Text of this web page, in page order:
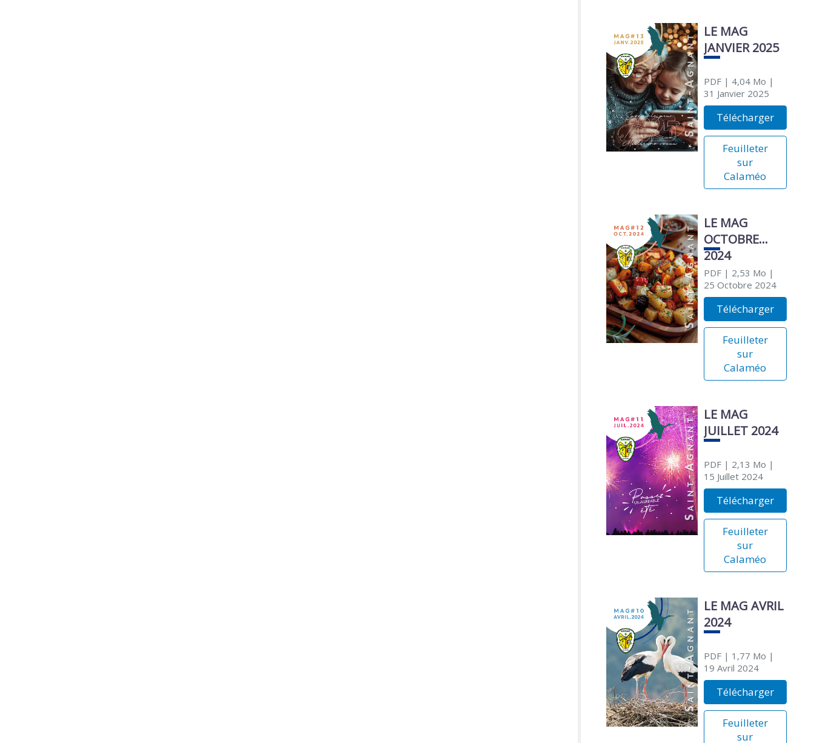
LE MAG
JANVIER 2025
PDF| 4,04 Mo |
31 Janvier 2025
Télécharger
Feuilleter
sur
Calaméo
LE MAG
OCTOBRE
2024
PDF| 2,53 Mo |
25 Octobre 2024
Télécharger
Feuilleter
sur
Calaméo
LE MAG
JUILLET 2024
PDF| 2,13 Mo |
15 Juillet 2024
Télécharger
Feuilleter
sur
Calaméo
LE MAG AVRIL
2024
PDF| 1,77 Mo |
19 Avril 2024
Télécharger
Feuilleter
sur